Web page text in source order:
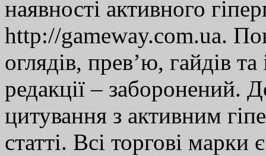
наявності активного
http://gameway.com.ua.
оглядів, прев’ю, гайдів
редакції – заборонений.
цитування з активним
статті. Всі торгові марки